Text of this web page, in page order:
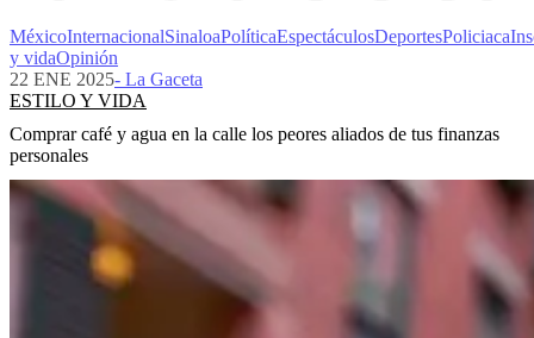
MéxicoInternacionalSinaloaPolíticaEspectáculosDeportesPoliciaca
y vidaOpinión
22 ENE 2025- La Gaceta
ESTILO Y VIDA
Comprar café y agua en la calle los peores aliados de tus finanzas
personales